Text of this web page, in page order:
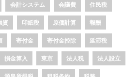
会計システム 会議費 住民税
資 印紙税 原価計算 報酬
寄付金 寄付金控除 延滞税
損金算入 東京 法人税 法人設立